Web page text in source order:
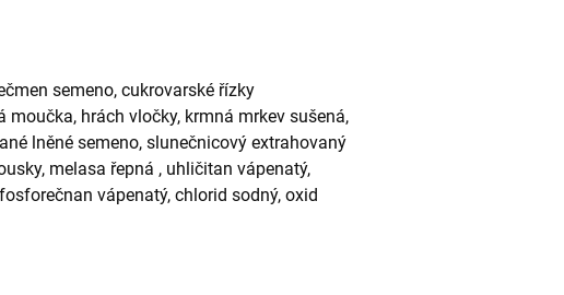
semeno, cukrovarské řízky
moučka, hrách vločky, krmná mrkev sušená,
lněné semeno, slunečnicový extrahovaný
melasa řepná , uhličitan vápenatý,
vápenatý, chlorid sodný, oxid